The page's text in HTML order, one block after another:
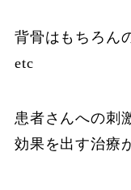
背骨はもちろん
etc
患者さんへの刺
効果を出す治療